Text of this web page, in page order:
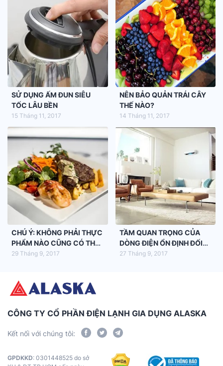
SỬ DỤNG ẤM ĐUN SIÊU
TỐC LÂU BỀN
15 Tháng 11, 2017
NÊN BẢO QUẢN TRÁI CÂY
THẾ NÀO?
14 Tháng 11, 2017
CHÚ Ý: KHÔNG PHẢI THỰC
PHẨM NÀO CŨNG CÓ THỂ
HÂM NÓNG
29 Tháng 9, 2017
TẦM QUAN TRỌNG CỦA
DÒNG ĐIỆN ỔN ĐỊNH ĐỐI
VỚI MÁY LẠNH
27 Tháng 9, 2017
CÔNG TY CỔ PHẦN ĐIỆN LẠNH GIA DỤNG ALASKA
Kết nối với chúng tôi:
GPDKKD: 0301448525 do sở